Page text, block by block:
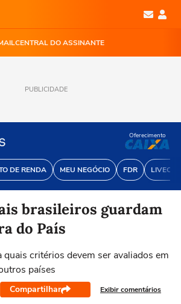
CENTRAL DO ASSINANTE
PUBLICIDADE
DE RENDA MEU NEGÓCIO FDR
Oferecimento
brasileiros guardam
do País
quais critérios devem ser avaliados em
países
Compartilhar Exibir comentários